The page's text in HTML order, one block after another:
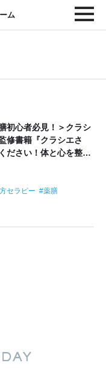
ム
初心者必見！＞クラシ
修書籍『クラシエさ
ださい！体と心を整え
セラピー
薬膳